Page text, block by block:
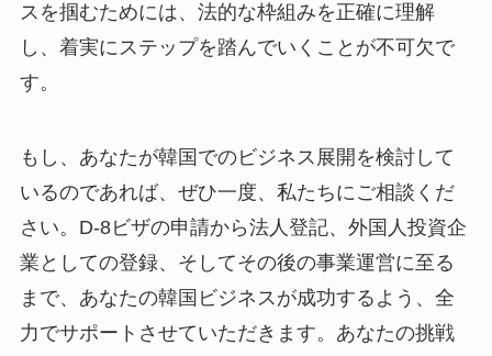
スを掴むためには、法的な枠組みを正確に理解
し、着実にステップを踏んでいくことが不可欠で
す。
もし、あなたが韓国でのビジネス展開を検討して
いるのであれば、ぜひ一度、私たちにご相談くだ
さい。D-8ビザの申請から法人登記、外国人投資企
業としての登録、そしてその後の事業運営に至る
まで、あなたの韓国ビジネスが成功するよう、全
力でサポートさせていただきます。あなたの挑戦